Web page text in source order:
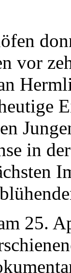
vor
in
25.